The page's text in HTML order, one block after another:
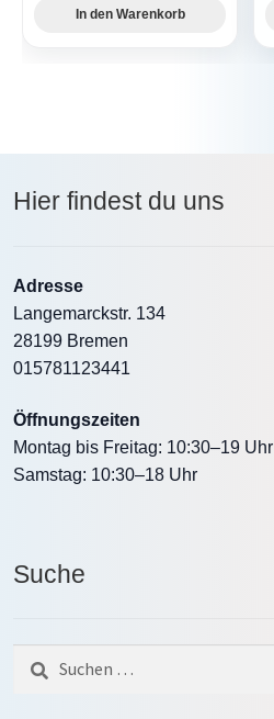
In den Warenkorb
Hier findest du uns
Adresse
Langemarckstr. 134
28199 Bremen
015781123441
Öffnungszeiten
Montag bis Freitag: 10:30–19 Uhr
Samstag: 10:30–18 Uhr
Suche
nach: